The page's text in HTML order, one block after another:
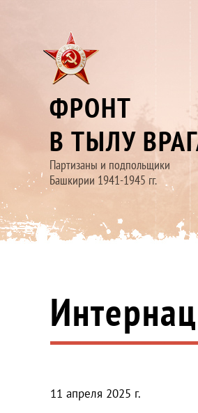
ФРОНТ
В ТЫЛУ
Партизаны и подпольщики
Башкирии 1941-1945 гг.
11 апреля 2025 г.